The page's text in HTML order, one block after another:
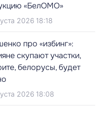
«БелОМО»
2026 18:18
про «избинг»:
скупают участки,
белорусы, будет
2026 18:08